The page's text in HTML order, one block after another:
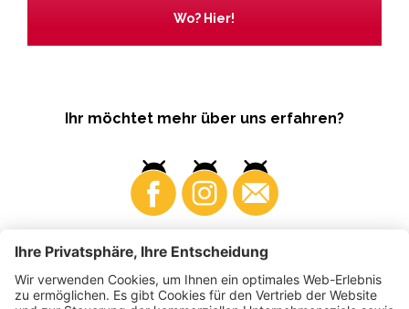
Wo? Hier!
Ihr möchtet mehr über uns erfahren?
Business Produzenten